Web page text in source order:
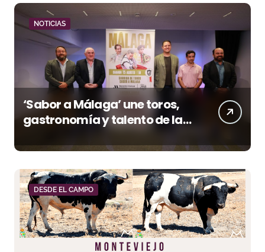
NOTICIAS
‘Sabor a Málaga’ une toros,
gastronomía y talento de la
tierra en La Malagueta
DESDE EL CAMPO